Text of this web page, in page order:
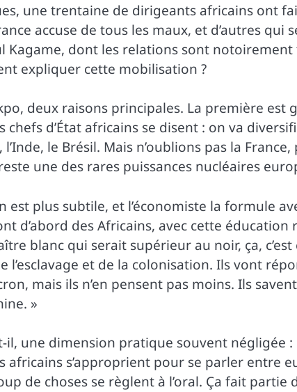
une trentaine de dirigeants africains ont
accuse de tous les maux, et d’autres qui
Kagame, dont les relations sont
expliquer cette mobilisation ?
deux raisons principales. La première est
chefs d’État africains se disent : on va
le Brésil. Mais n’oublions pas la
une des rares puissances nucléaires
est plus subtile, et l’économiste la formule
d’abord des Africains, avec cette éducation
blanc qui serait supérieur au noir, ça,
l’esclavage et de la colonisation. Ils vont
mais ils n’en pensent pas moins. Ils
»
il, une dimension pratique souvent négligée :
africains s’approprient pour se parler entre
de choses se règlent à l’oral. Ça fait partie